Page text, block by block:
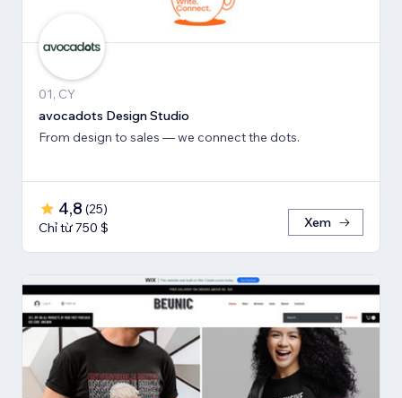
01, CY
avocadots Design Studio
From design to sales — we connect the dots.
4,8 (25)
Chỉ từ 750 $
Xem